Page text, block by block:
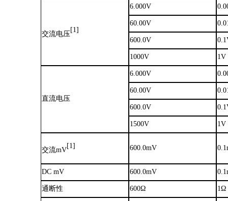
交流电压
[1]
6.000V
60.00V
600.0V
1000V 1V
直流电压
6.000V
60.00V
600.0V
1500V 1V
交流mV
[1] 600.0mV
DC mV 600.0mV
通断性 600Ω 1Ω